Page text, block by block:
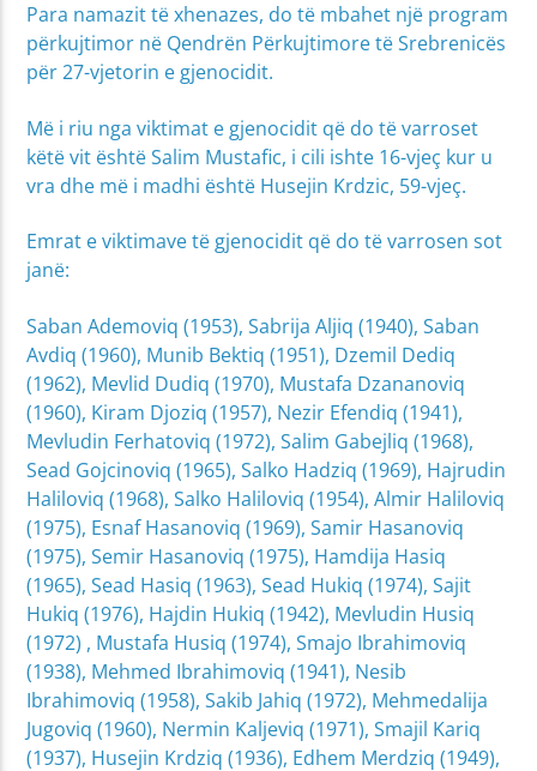
Para namazit të xhenazes, do të mbahet një program
përkujtimor në Qendrën Përkujtimore të Srebrenicës
për 27-vjetorin e gjenocidit.
Më i riu nga viktimat e gjenocidit që do të varroset
këtë vit është Salim Mustafic, i cili ishte 16-vjeç kur u
vra dhe më i madhi është Husejin Krdzic, 59-vjeç.
Emrat e viktimave të gjenocidit që do të varrosen sot
janë:
Saban Ademoviq (1953), Sabrija Aljiq (1940), Saban
Avdiq (1960), Munib Bektiq (1951), Dzemil Dediq
(1962), Mevlid Dudiq (1970), Mustafa Dzananoviq
(1960), Kiram Djoziq (1957), Nezir Efendiq (1941),
Mevludin Ferhatoviq (1972), Salim Gabejliq (1968),
Sead Gojcinoviq (1965), Salko Hadziq (1969), Hajrudin
Haliloviq (1968), Salko Haliloviq (1954), Almir Haliloviq
(1975), Esnaf Hasanoviq (1969), Samir Hasanoviq
(1975), Semir Hasanoviq (1975), Hamdija Hasiq
(1965), Sead Hasiq (1963), Sead Hukiq (1974), Sajit
Hukiq (1976), Hajdin Hukiq (1942), Mevludin Husiq
(1972) , Mustafa Husiq (1974), Smajo Ibrahimoviq
(1938), Mehmed Ibrahimoviq (1941), Nesib
Ibrahimoviq (1958), Sakib Jahiq (1972), Mehmedalija
Jugoviq (1960), Nermin Kaljeviq (1971), Smajil Kariq
(1937), Husejin Krdziq (1936), Edhem Merdziq (1949),